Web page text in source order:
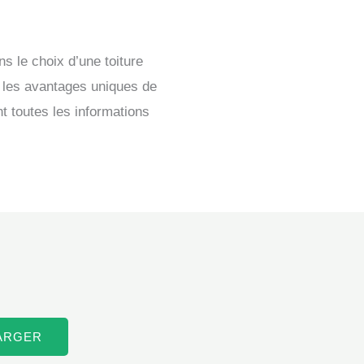
le choix d’une toiture
avantages uniques de
toutes les informations